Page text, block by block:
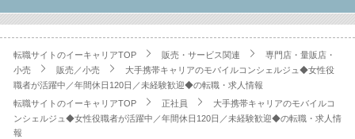
転職サイトのイーキャリアTOP 販売・サービス関連
専門店・量販店・
小売
販売／小売
大手携帯キャリアのモバイルコンシェルジュ◆女性役
職者が活躍中／年間休日120日／未経験歓迎◆の転職・求人情報
転職サイトのイーキャリアTOP
正社員
大手携帯キャリアのモバイルコ
ンシェルジュ◆女性役職者が活躍中／年間休日120日／未経験歓迎◆の転職・求人情
報